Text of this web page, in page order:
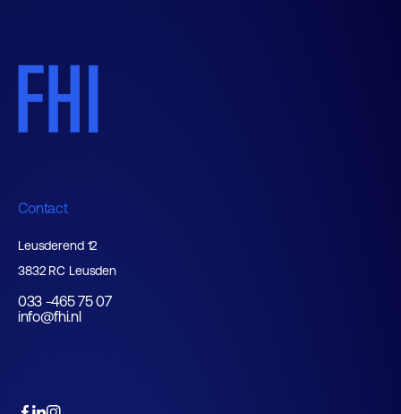
Contact
Leusderend 12
3832 RC Leusden
033 -465 75 07
info@fhi.nl